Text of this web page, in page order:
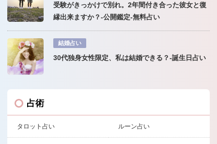
受験がきっかけで別れ。2年間付き合った彼女と復
縁出来ますか？-公開鑑定-無料占い
結婚占い
30代独身女性限定、私は結婚できる？-誕生日占い
占術
タロット占い ルーン占い